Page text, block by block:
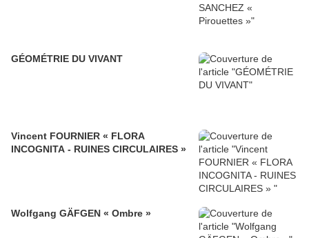
GÉOMÉTRIE DU VIVANT
Vincent FOURNIER « FLORA
INCOGNITA - RUINES CIRCULAIRES »
Wolfgang GÄFGEN « Ombre »